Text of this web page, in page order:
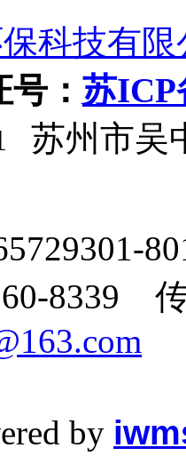
科技有限
： 苏ICP
苏州市吴
8339
by